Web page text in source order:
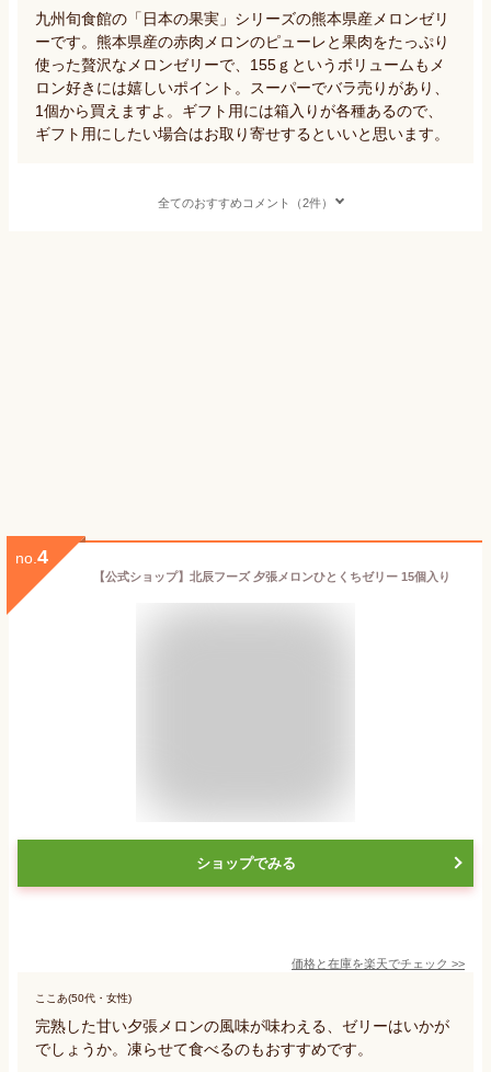
九州旬食館の「日本の果実」シリーズの熊本県産メロンゼリ
ーです。熊本県産の赤肉メロンのピューレと果肉をたっぷり
使った贅沢なメロンゼリーで、155ｇというボリュームもメ
ロン好きには嬉しいポイント。スーパーでバラ売りがあり、
1個から買えますよ。ギフト用には箱入りが各種あるので、
ギフト用にしたい場合はお取り寄せするといいと思います。
全てのおすすめコメント（2件）
no. 4
【公式ショップ】北辰フーズ 夕張メロンひとくちゼリー 15個入り
ショップでみる
価格と在庫を楽天でチェック >>
ここあ(50代・女性)
完熟した甘い夕張メロンの風味が味わえる、ゼリーはいかが
でしょうか。凍らせて食べるのもおすすめです。